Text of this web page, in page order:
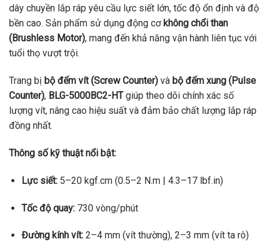
dây chuyền lắp ráp yêu cầu lực siết lớn, tốc độ ổn định và độ
bền cao. Sản phẩm sử dụng động cơ không chổi than
(Brushless Motor), mang đến khả năng vận hành liên tục với
tuổi thọ vượt trội.
Trang bị bộ đếm vít (Screw Counter) và bộ đếm xung (Pulse
Counter), BLG-5000BC2-HTgiúp theo dõi chính xác số
lượng vít, nâng cao hiệu suất và đảm bảo chất lượng lắp ráp
đồng nhất.
Thông số kỹ thuật nổi bật:
Lực siết:5–20 kgf.cm (0.5–2 N.m | 4.3–17 lbf.in)
Tốc độ quay:730 vòng/phút
Đường kính vít:2–4 mm (vít thường), 2–3 mm (vít ta rô)